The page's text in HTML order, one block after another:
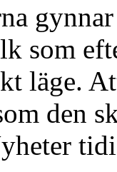
som
läge.
den